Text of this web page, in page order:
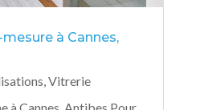
à Cannes,
,Vitrerie